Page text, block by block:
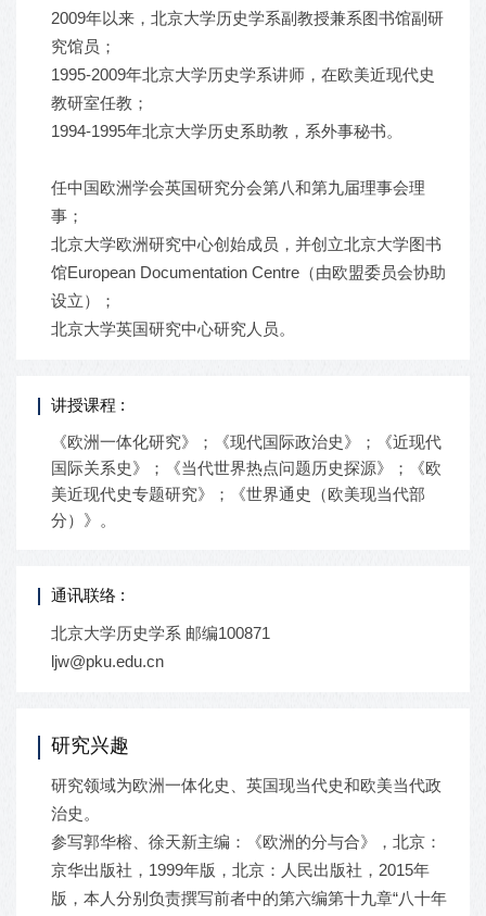
2009年以来，北京大学历史学系副教授兼系图书馆副研
究馆员；
1995-2009年北京大学历史学系讲师，在欧美近现代史
教研室任教；
1994-1995年北京大学历史系助教，系外事秘书。
任中国欧洲学会英国研究分会第八和第九届理事会理
事；
北京大学欧洲研究中心创始成员，并创立北京大学图书
馆European Documentation Centre（由欧盟委员会协助
设立）；
北京大学英国研究中心研究人员。
讲授课程 :
《欧洲一体化研究》；《现代国际政治史》；《近现代
国际关系史》；《当代世界热点问题历史探源》；《欧
美近现代史专题研究》；《世界通史（欧美现当代部
分）》。
通讯联络 :
北京大学历史学系 邮编100871
ljw@pku.edu.cn
研究兴趣
研究领域为欧洲一体化史、英国现当代史和欧美当代政
治史。
参写郭华榕、徐天新主编：《欧洲的分与合》，北京：
京华出版社，1999年版，北京：人民出版社，2015年
版，本人分别负责撰写前者中的第六编第十九章“八十年